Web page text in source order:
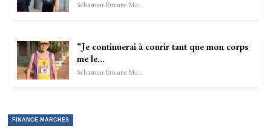
Sébastien-Étienne Marechal
“Je continuerai à courir tant que mon corps
me le…
Sébastien-Étienne Marechal
FINANCE-MARCHES